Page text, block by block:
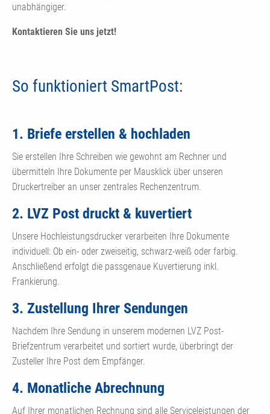
unabhängiger.
Kontaktieren Sie uns jetzt!
So funktioniert SmartPost:
1. Briefe erstellen & hochladen
Sie erstellen Ihre Schreiben wie gewohnt am Rechner und
übermitteln Ihre Dokumente per Mausklick über unseren
Druckertreiber an unser zentrales Rechenzentrum.
2. LVZ Post druckt & kuvertiert
Unsere Hochleistungsdrucker verarbeiten Ihre Dokumente
individuell: Ob ein- oder zweiseitig, schwarz-weiß oder farbig.
Anschließend erfolgt die passgenaue Kuvertierung inkl.
Frankierung.
3. Zustellung Ihrer Sendungen
Nachdem Ihre Sendung in unserem modernen LVZ Post-
Briefzentrum verarbeitet und sortiert wurde, überbringt der
Zusteller Ihre Post dem Empfänger.
4. Monatliche Abrechnung
Auf Ihrer monatlichen Rechnung sind alle Serviceleistungen der